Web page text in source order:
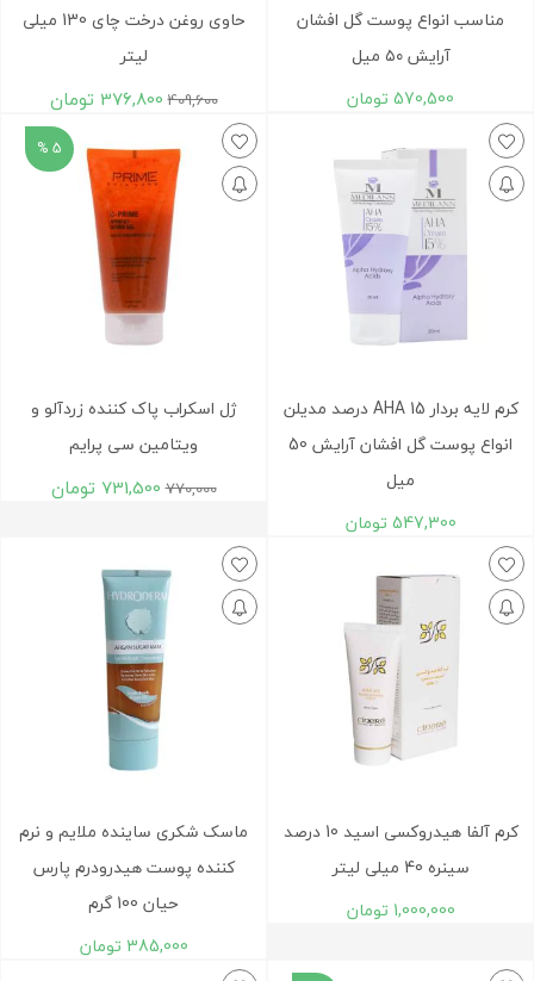
مناسب انواع پوست گل افشان
آرایش ۵۰ میل
570,500 تومان
حاوی روغن درخت چای 130 میلی
لیتر
409,600
376,800 تومان
کرم لایه بردار AHA 15 درصد مدیلن
انواع پوست گل افشان آرایش 50
میل
547,300 تومان
5 %
ژل اسکراب پاک کننده زردآلو و
ویتامین سی پرایم
770,000
731,500 تومان
کرم آلفا هیدروکسی اسید 10 درصد
سینره 40 میلی لیتر
1,000,000 تومان
ماسک شکری ساینده ملایم و نرم
کننده پوست هیدرودرم پارس
حیان 100 گرم
385,000 تومان